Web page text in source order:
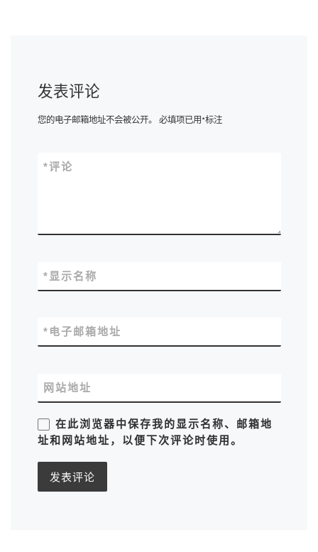
发表评论
您的电子邮箱地址不会被公开。 必填项已用*标注
评论
*
显示名称
*
电子邮箱地址
*
网站地址
在此浏览器中保存我的显示名称、邮箱地
址和网站地址，以便下次评论时使用。